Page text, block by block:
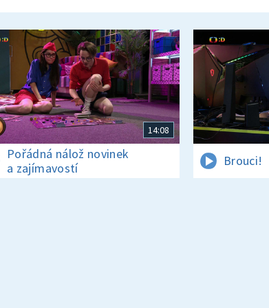
14:08
Pořádná nálož novinek
a zajímavostí
Brouci!